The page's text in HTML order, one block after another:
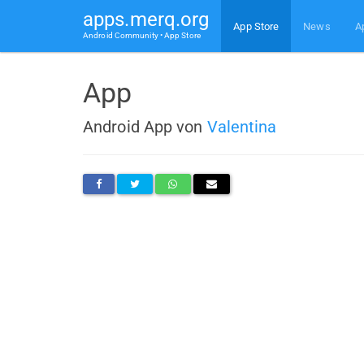
apps.merq.org
Android Community • App Store
App Store News
App
Android App von Valentina